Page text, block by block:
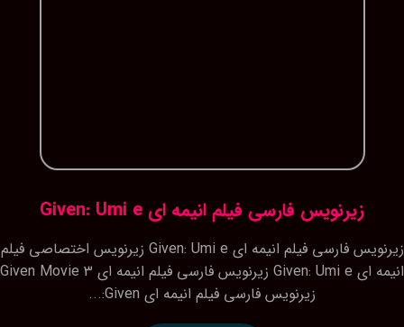
زیرنویس فارسی فیلم انیمه ای Given: Umi e
زیرنویس فارسی فیلم انیمه ای Given: Umi e زیرنویس اختصاصی فیلم
انیمه ای Given: Umi e زیرنویس فارسی فیلم انیمه ای Given Movie 3
زیرنویس فارسی فیلم انیمه ای Given:...